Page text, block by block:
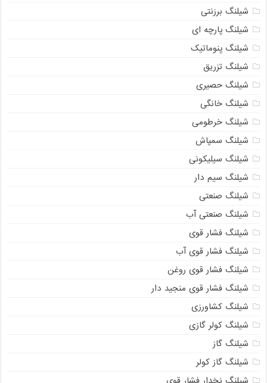
شیلنگ برزنتی
شیلنگ پارچه ای
شیلنگ پنوماتیک
شیلنگ تزریق
شیلنگ حصیری
شیلنگ خانگی
شیلنگ خرطومی
شیلنگ سمپاش
شیلنگ سیلیکونی
شیلنگ سیم دار
شیلنگ صنعتی
شیلنگ صنعتی آب
شیلنگ فشار قوی
شیلنگ فشار قوی آب
شیلنگ فشار قوی روغن
شیلنگ فشار قوی منجید دار
شیلنگ کشاورزی
شیلنگ کولر گازی
شیلنگ گاز
شیلنگ گاز کولر